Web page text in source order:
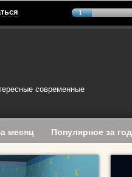
1
современные
месяц Популярное за год